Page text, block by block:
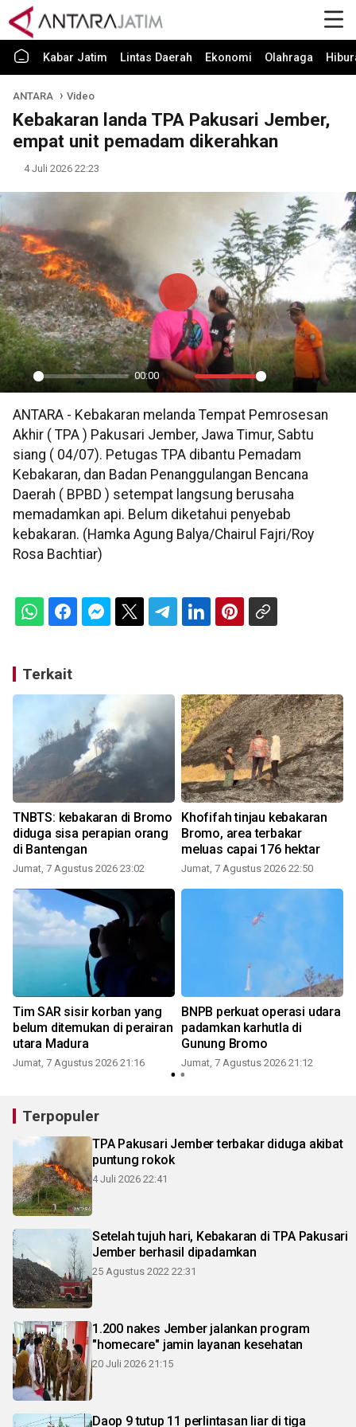
Kabar Jatim Lintas Daerah Ekonomi Olahraga
ANTARA Video
Kebakaran landa TPA Pakusari Jember,
empat unit pemadam dikerahkan
4 Juli 2026 22:23
Play
00:00
Mute Settings
PIP
Play
ANTARA - Kebakaran melanda Tempat Pemrosesan
Akhir ( TPA ) Pakusari Jember, Jawa Timur, Sabtu
siang ( 04/07). Petugas TPA dibantu Pemadam
Kebakaran, dan Badan Penanggulangan Bencana
Daerah ( BPBD ) setempat langsung berusaha
memadamkan api. Belum diketahui penyebab
kebakaran. (Hamka Agung Balya/Chairul Fajri/Roy
Rosa Bachtiar)
Terkait
TNBTS: kebakaran di Bromo
diduga sisa perapian orang
di Bantengan
Jumat, 7 Agustus 2026 23:02
Khofifah tinjau kebakaran
Bromo, area terbakar
meluas capai 176 hektar
Jumat, 7 Agustus 2026 22:50
Tim SAR sisir korban yang
belum ditemukan di perairan
utara Madura
Jumat, 7 Agustus 2026 21:16
BNPB perkuat operasi udara
padamkan karhutla di
Gunung Bromo
Jumat, 7 Agustus 2026 21:12
Terpopuler
TPA Pakusari Jember terbakar diduga akibat
puntung rokok
4 Juli 2026 22:41
Setelah tujuh hari, Kebakaran di TPA Pakusari
Jember berhasil dipadamkan
25 Agustus 2022 22:31
1.200 nakes Jember jalankan program
"homecare" jamin layanan kesehatan
20 Juli 2026 21:15
Daop 9 tutup 11 perlintasan liar di tiga